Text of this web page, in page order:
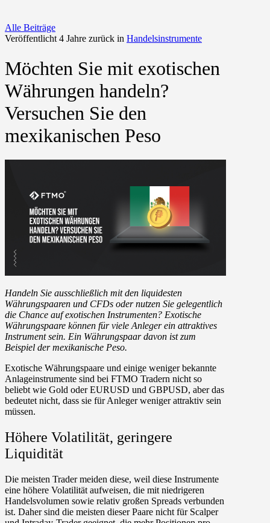
Alle Beiträge
Veröffentlicht 4 Jahre zurück in Handelsinstrumente
Möchten Sie mit exotischen
Währungen handeln?
Versuchen Sie den
mexikanischen Peso
Handeln Sie ausschließlich mit den liquidesten
Währungspaaren und CFDs oder nutzen Sie gelegentlich
die Chance auf exotischen Instrumenten? Exotische
Währungspaare können für viele Anleger ein attraktives
Instrument sein. Ein Währungspaar davon ist zum
Beispiel der mexikanische Peso.
Exotische Währungspaare und einige weniger bekannte
Anlageinstrumente sind bei FTMO Tradern nicht so
beliebt wie Gold oder EURUSD und GBPUSD, aber das
bedeutet nicht, dass sie für Anleger weniger attraktiv sein
müssen.
Höhere Volatilität, geringere
Liquidität
Die meisten Trader meiden diese, weil diese Instrumente
eine höhere Volatilität aufweisen, die mit niedrigeren
Handelsvolumen sowie relativ großen Spreads verbunden
ist. Daher sind die meisten dieser Paare nicht für Scalper